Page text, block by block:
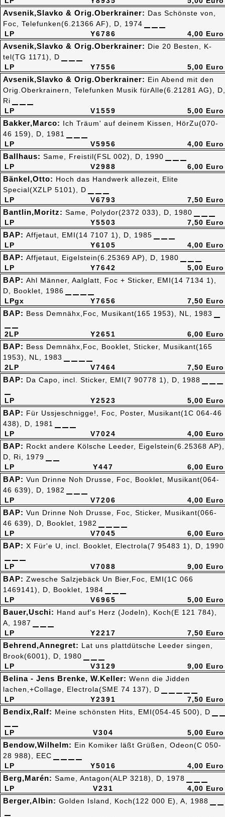
Y6786
LP
Avsenik,Slavko & Orig.Oberkrainer: Das Schönste von,
Foc, Telefunken(6.21366 AF), D, 1974
4,00 Euro
Y7556
LP
Avsenik,Slavko & Orig.Oberkrainer: Die 20 Besten, K-
tel(TG 1171), D
5,00 Euro
V1559
LP
Avsenik,Slavko & Orig.Oberkrainer: Ein Abend mit den
Orig.Oberkrainern, Telefunken Musik fürAlle(6.21281 AG), D,
Ri
5,00 Euro
V5956
LP
Bakker,Marco: Ich Träum' auf deinem Kissen, HörZu(070-
46 159), D, 1981
4,00 Euro
V2988
LP
Ballhaus: Same, Freistil(FSL 002), D, 1990
6,00 Euro
V6793
LP
Bänkel,Otto: Hoch das Handwerk allezeit, Elite
Special(XZLP 5101), D
7,50 Euro
Y5503
LP
Bantlin,Moritz: Same, Polydor(2372 033), D, 1980
7,50 Euro
Y6105
LP
BAP: Affjetaut, EMI(14 7107 1), D, 1985
4,00 Euro
Y7642
LP
BAP: Affjetaut, Eigelstein(6.25369 AP), D, 1980
5,00 Euro
Y7656
LPgx
BAP: Ahl Männer, Aalglatt, Foc + Sticker, EMI(14 7134 1),
D, Booklet, 1986
7,50 Euro
Y2651
2LP
BAP: Bess Demnähx,Foc, Musikant(165 1953), NL, 1983
6,00 Euro
V7464
2LP
BAP: Bess Demnähx,Foc, Booklet, Sticker, Musikant(165
1953), NL, 1983
7,50 Euro
Y2523
LP
BAP: Da Capo, incl. Sticker, EMI(7 90778 1), D, 1988
5,00 Euro
V7024
LP
BAP: Für Ussjeschnigge!, Foc, Poster, Musikant(1C 064-46
438), D, 1981
4,00 Euro
Y447
LP
BAP: Rockt andere Kölsche Leeder, Eigelstein(6.25368 AP),
D, Ri, 1979
6,00 Euro
V7206
LP
BAP: Vun Drinne Noh Drusse, Foc, Booklet, Musikant(064-
46 639), D, 1982
4,00 Euro
V7045
LP
BAP: Vun Drinne Noh Drusse, Foc, Sticker, Musikant(066-
46 639), D, Booklet, 1982
6,00 Euro
V7088
LP
BAP: X Für'e U, incl. Booklet, Electrola(7 95483 1), D, 1990
9,00 Euro
V6965
LP
BAP: Zwesche Salzjebäck Un Bier,Foc, EMI(1C 066
1469141), D, Booklet, 1984
5,00 Euro
Y2217
LP
Bauer,Uschi: Hand auf's Herz (Jodeln), Koch(E 121 784),
A, 1987
7,50 Euro
V3129
LP
Behrend,Annegret: Lat uns plattdütsche Leeder singen,
Brook(6001), D, 1980
9,00 Euro
Y2391
LP
Belina - Jens Brenke, W.Keller: Wenn die Jidden
lachen,+Collage, Electrola(SME 74 137), D
7,50 Euro
V304
LP
Bendix,Ralf: Meine schönsten Hits, EMI(054-45 500), D
5,00 Euro
Y5016
LP
Bendow,Wilhelm: Ein Komiker läßt Grüßen, Odeon(C 050-
28 988), EEC
4,00 Euro
V231
LP
Berg,Marén: Same, Antagon(ALP 3218), D, 1978
4,00 Euro
Berger,Albin: Golden Island, Koch(122 000 E), A, 1988